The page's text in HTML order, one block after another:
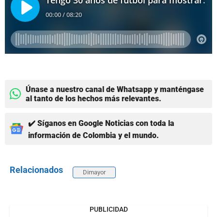
Únase a nuestro canal de Whatsapp y manténgase
al tanto de los hechos más relevantes.
✔️ Síganos en Google Noticias con toda la
información de Colombia y el mundo.
Relacionados Dimayor
PUBLICIDAD